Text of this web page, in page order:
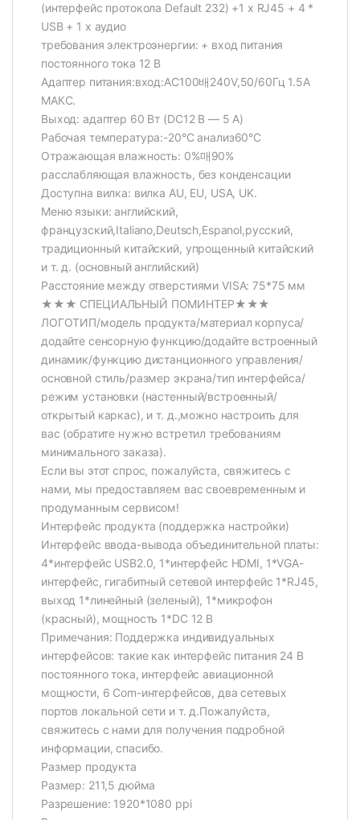
(интерфейс протокола Default 232) +1 x RJ45 + 4 *
USB + 1 x аудио
требования электроэнергии: + вход питания
постоянного тока 12 В
Адаптер питания:вход:AC100배240V,50/60Гц 1.5А
МАКС.
Выход: адаптер 60 Вт (DC12 В — 5 А)
Рабочая температура:-20°C анализ60°C
Отражающая влажность: 0%매90%
расслабляющая влажность, без конденсации
Доступна вилка: вилка AU, EU, USA, UK.
Меню языки: английский,
французский,Italiano,Deutsch,Espanol,русский,
традиционный китайский, упрощенный китайский
и т. д. (основный английский)
Расстояние между отверстиями VISA: 75*75 мм
★★★ СПЕЦИАЛЬНЫЙ ПОМИНТЕР★★★
ЛОГОТИП/модель продукта/материал корпуса/
додайте сенсорную функцию/додайте встроенный
динамик/функцию дистанционного управления/
основной стиль/размер экрана/тип интерфейса/
режим установки (настенный/встроенный/
открытый каркас), и т. д.,можно настроить для
вас (обратите нужно встретил требованиям
минимального заказа).
Если вы этот спрос, пожалуйста, свяжитесь с
нами, мы предоставляем вас своевременным и
продуманным сервисом!
Интерфейс продукта (поддержка настройки)
Интерфейс ввода-вывода объединительной платы:
4*интерфейс USB2.0, 1*интерфейс HDMI, 1*VGA-
интерфейс, гигабитный сетевой интерфейс 1*RJ45,
выход 1*линейный (зеленый), 1*микрофон
(красный), мощность 1*DC 12 В
Примечания: Поддержка индивидуальных
интерфейсов: такие как интерфейс питания 24 В
постоянного тока, интерфейс авиационной
мощности, 6 Com-интерфейсов, два сетевых
портов локальной сети и т. д.Пожалуйста,
свяжитесь с нами для получения подробной
информации, спасибо.
Размер продукта
Размер: 211,5 дюйма
Разрешение: 1920*1080 ppi